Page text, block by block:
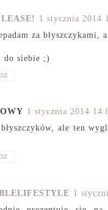
1 stycznia 2014
za błyszczykami,
do siebie ;)
1 stycznia 2014
ale ten
1